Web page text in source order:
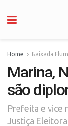
Home Baixada
Marina,
são
Prefeita e vice
Justiça Eleitoral